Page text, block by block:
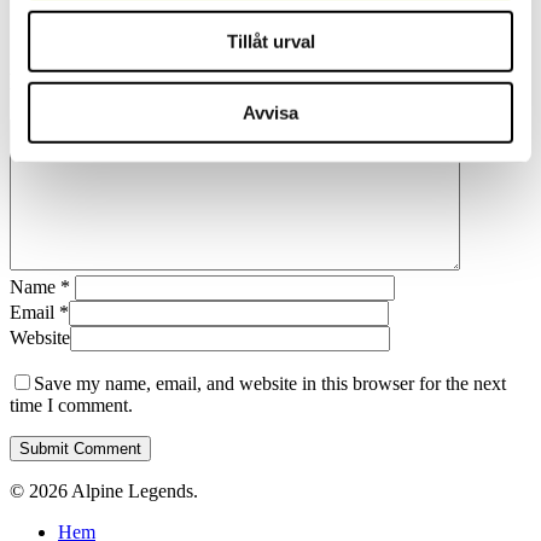
Tillåt urval
Avvisa
Leave a Reply
Name *
Email *
Website
Save my name, email, and website in this browser for the next
time I comment.
© 2026 Alpine Legends.
Close
Hem